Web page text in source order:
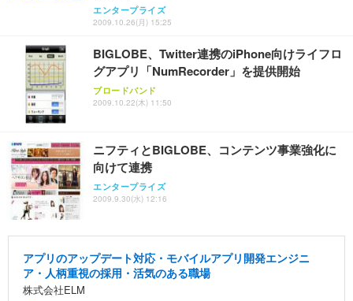
エンタープライズ
2009.10.26(月) 15:25
BIGLOBE、Twitter連携のiPhone向けライフロ
グアプリ「NumRecorder」を提供開始
ブロードバンド
2009.10.22(木) 11:50
ニフティとBIGLOBE、コンテンツ事業強化に
向けて連携
エンタープライズ
2009.9.30(水) 12:16
アプリのアップデート対応・モバイルアプリ開発エンジニ
ア・人柄重視の採用・活気のある職場
株式会社ELM